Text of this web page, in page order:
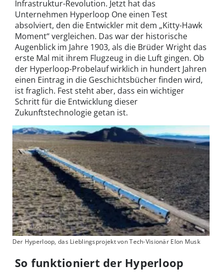
Infrastruktur-Revolution. Jetzt hat das
Unternehmen Hyperloop One einen Test
absolviert, den die Entwickler mit dem „Kitty-Hawk
Moment“ vergleichen. Das war der historische
Augenblick im Jahre 1903, als die Brüder Wright das
erste Mal mit ihrem Flugzeug in die Luft gingen. Ob
der Hyperloop-Probelauf wirklich in hundert Jahren
einen Eintrag in die Geschichtsbücher finden wird,
ist fraglich. Fest steht aber, dass ein wichtiger
Schritt für die Entwicklung dieser
Zukunftstechnologie getan ist.
Der Hyperloop, das Lieblingsprojekt von Tech-Visionär Elon Musk
So funktioniert der Hyperloop